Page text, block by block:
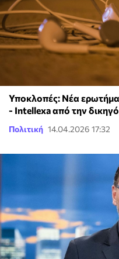
Υποκλοπές: Νέα
- Intellexa από την
Πολιτική 14.04.2026 17:32